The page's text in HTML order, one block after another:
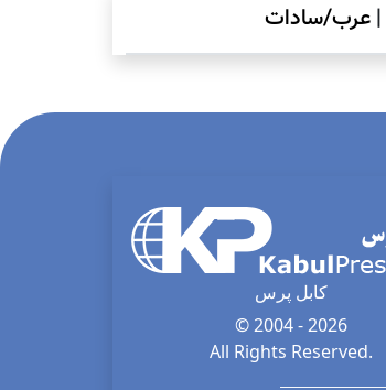
|عرب/سادات
کابل پرس
© 2004 - 2026
All Rights Reserved.